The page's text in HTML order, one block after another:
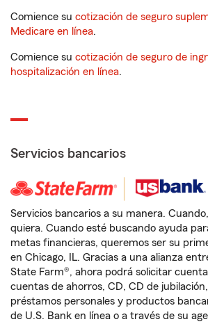
Comience su cotización de seguro
Medicare en línea.
Comience su cotización de seguro de
hospitalización en línea.
Servicios bancarios
Servicios bancarios a su manera.
quiera. Cuando esté buscando ayuda
metas financieras, queremos ser su
en Chicago, IL. Gracias a una alianza
State Farm®, ahora podrá solicitar
cuentas de ahorros, CD, CD de
préstamos personales y productos
de U.S. Bank en línea o a través de su